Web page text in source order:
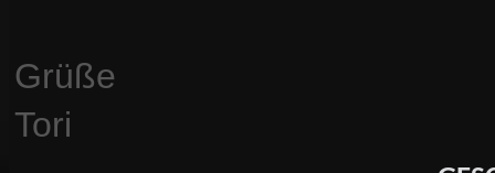
Grüße
Tori